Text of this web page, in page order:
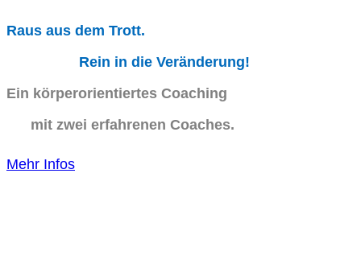
Raus aus dem Trott.
Rein in die Veränderung!
Ein körperorientiertes Coaching
mit zwei erfahrenen Coaches.
Mehr Infos